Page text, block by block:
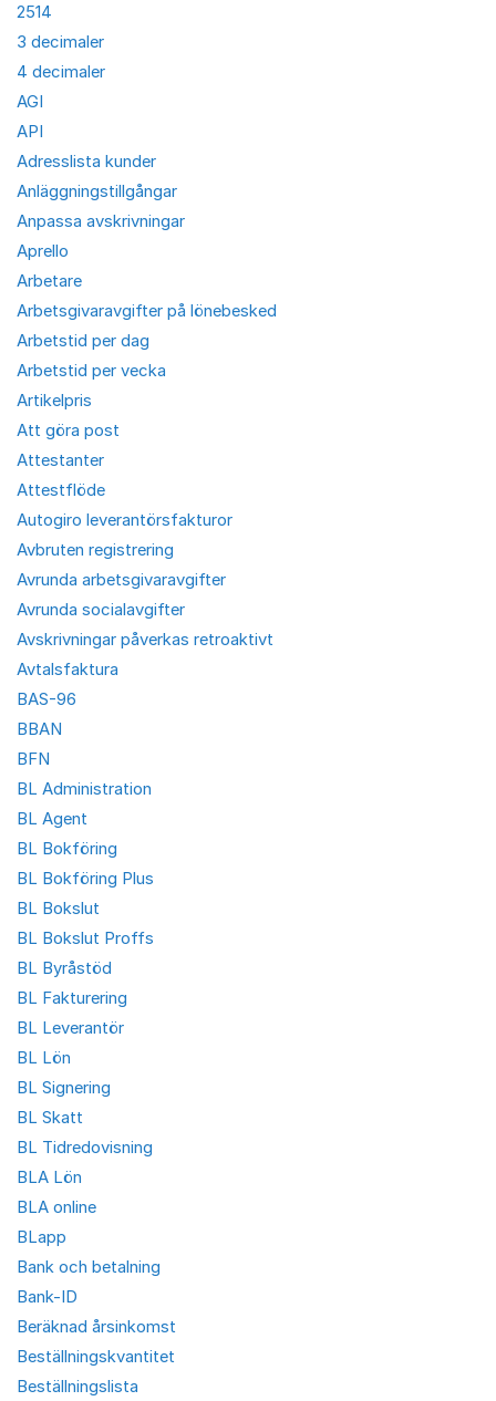
2514
3 decimaler
4 decimaler
AGI
API
Adresslista kunder
Anläggningstillgångar
Anpassa avskrivningar
Aprello
Arbetare
Arbetsgivaravgifter på lönebesked
Arbetstid per dag
Arbetstid per vecka
Artikelpris
Att göra post
Attestanter
Attestflöde
Autogiro leverantörsfakturor
Avbruten registrering
Avrunda arbetsgivaravgifter
Avrunda socialavgifter
Avskrivningar påverkas retroaktivt
Avtalsfaktura
BAS-96
BBAN
BFN
BL Administration
BL Agent
BL Bokföring
BL Bokföring Plus
BL Bokslut
BL Bokslut Proffs
BL Byråstöd
BL Fakturering
BL Leverantör
BL Lön
BL Signering
BL Skatt
BL Tidredovisning
BLA Lön
BLA online
BLapp
Bank och betalning
Bank-ID
Beräknad årsinkomst
Beställningskvantitet
Beställningslista